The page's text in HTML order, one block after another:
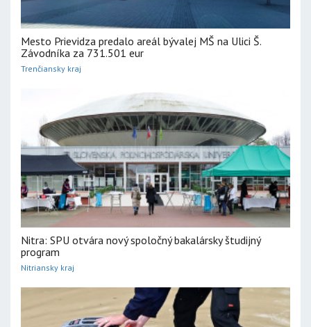
Mesto Prievidza predalo areál bývalej MŠ na Ulici Š.
Závodníka za 731.501 eur
Trenčiansky kraj
Nitra: SPU otvára nový spoločný bakalársky študijný
program
Nitriansky kraj